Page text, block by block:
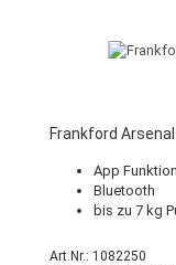
Frankford
App Funktion
Bluetooth
bis zu 7 kg
Art.Nr.: 1082250